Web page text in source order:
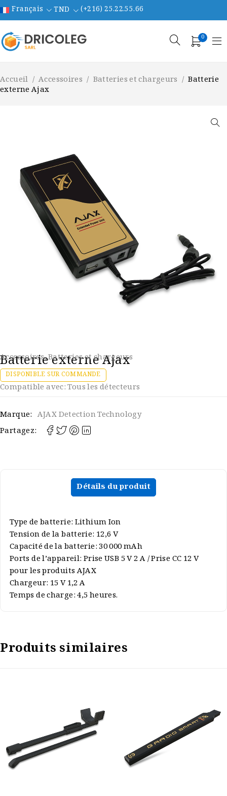
Français TND (+216) 25.22.55.66
0
Accueil / Accessoires / Batteries et chargeurs / Batterie
externe Ajax
Accessoires,Batteries et chargeurs
Batterie externe Ajax
DISPONIBLE SUR COMMANDE
Compatible avec: Tous les détecteurs
Marque: AJAX Detection Technology
Partagez:
Détails du produit
Type de batterie: Lithium Ion
Tension de la batterie: 12,6 V
Capacité de la batterie: 30 000 mAh
Ports de l’appareil: Prise USB 5 V 2 A / Prise CC 12 V
pour les produits AJAX
Chargeur: 15 V 1,2 A
Temps de charge: 4,5 heures.
Produits similaires